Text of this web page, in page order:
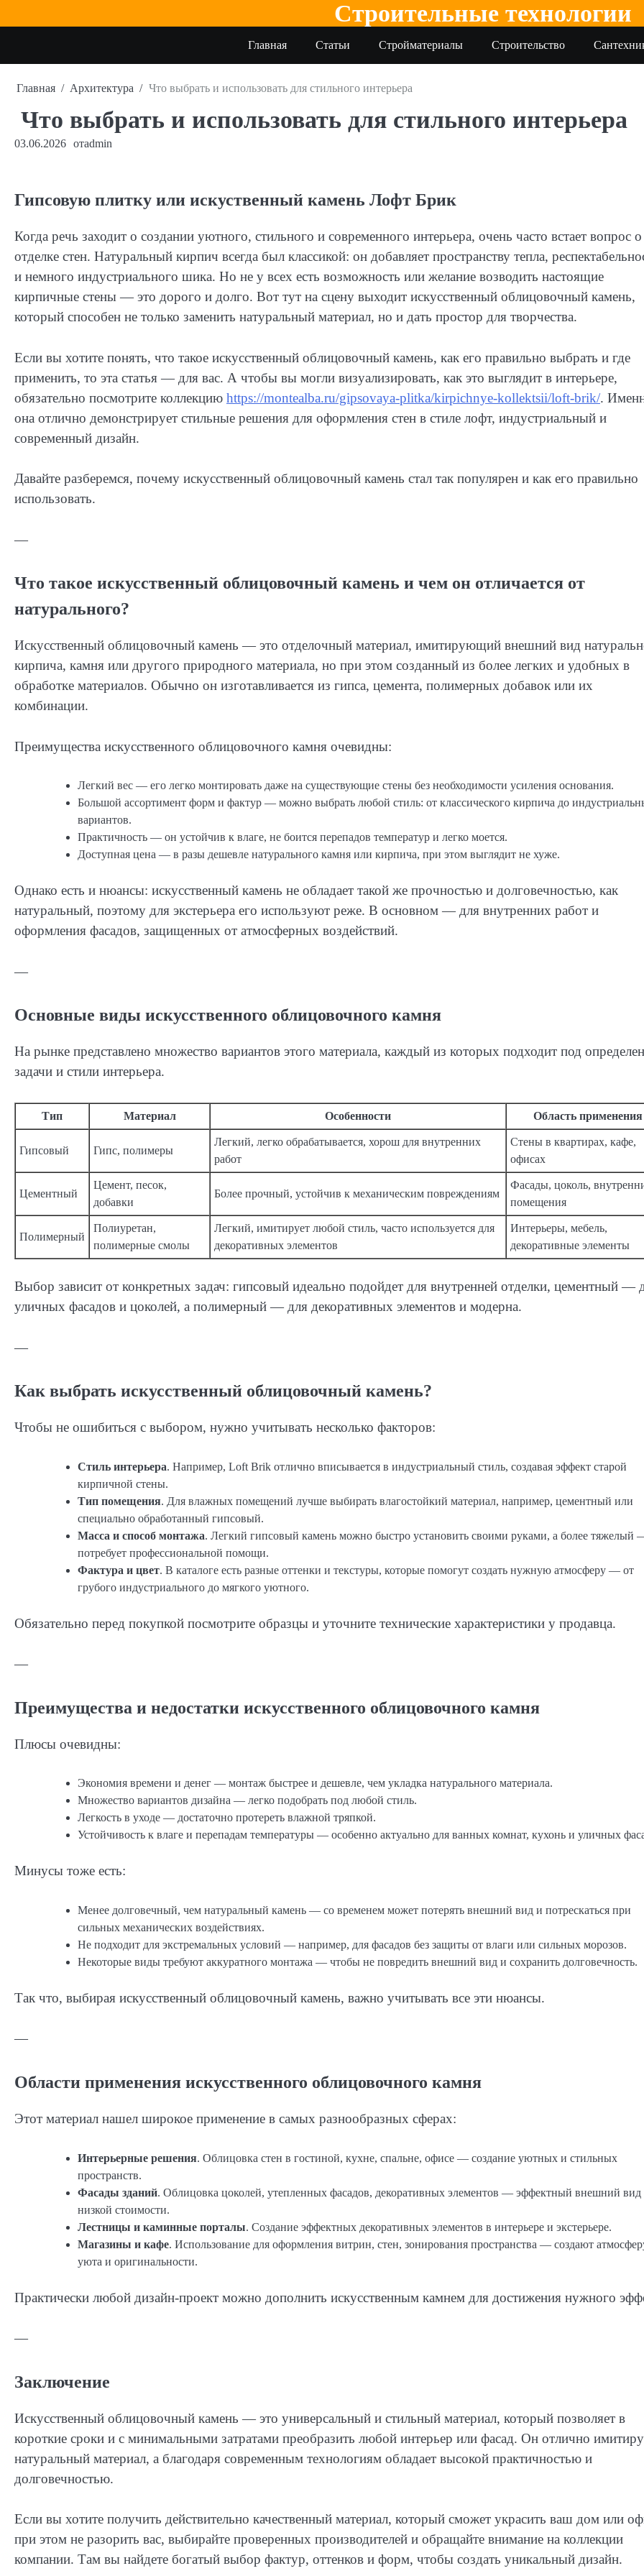
Строительные технологии
Главная Статьи Стройматериалы Строительство
Главная Архитектура Что выбрать и использовать для стильного интерьера
Что выбрать и использовать для стильного интерьера
03.06.2026 отadmin
Гипсовую плитку или искуственный камень Лофт Брик
Когда речь заходит о создании уютного, стильного и современного интерьера, очень часто встает вопрос о
отделке стен. Натуральный кирпич всегда был классикой: он добавляет пространству тепла,
и немного индустриального шика. Но не у всех есть возможность или желание возводить настоящие
кирпичные стены — это дорого и долго. Вот тут на сцену выходит искусственный облицовочный камень,
который способен не только заменить натуральный материал, но и дать простор для творчества.
Если вы хотите понять, что такое искусственный облицовочный камень, как его правильно выбрать и где
применить, то эта статья — для вас. А чтобы вы могли визуализировать, как это выглядит в интерьере,
обязательно посмотрите коллекцию https://montealba.ru/gipsovaya-plitka/kirpichnye-kollektsii/loft-brik/.
она отлично демонстрирует стильные решения для оформления стен в стиле лофт, индустриальный и
современный дизайн.
Давайте разберемся, почему искусственный облицовочный камень стал так популярен и как его правильно
использовать.
—
Что такое искусственный облицовочный камень и чем он отличается от
натурального?
Искусственный облицовочный камень — это отделочный материал, имитирующий внешний вид
кирпича, камня или другого природного материала, но при этом созданный из более легких и удобных в
обработке материалов. Обычно он изготавливается из гипса, цемента, полимерных добавок или их
комбинации.
Преимущества искусственного облицовочного камня очевидны:
Легкий вес — его легко монтировать даже на существующие стены без необходимости усиления основания.
Большой ассортимент форм и фактур — можно выбрать любой стиль: от классического кирпича до
вариантов.
Практичность — он устойчив к влаге, не боится перепадов температур и легко моется.
Доступная цена — в разы дешевле натурального камня или кирпича, при этом выглядит не хуже.
Однако есть и нюансы: искусственный камень не обладает такой же прочностью и долговечностью, как
натуральный, поэтому для экстерьера его используют реже. В основном — для внутренних работ и
оформления фасадов, защищенных от атмосферных воздействий.
—
Основные виды искусственного облицовочного камня
На рынке представлено множество вариантов этого материала, каждый из которых подходит под
задачи и стили интерьера.
Тип Материал Особенности Область применения
Гипсовый Гипс, полимеры
Легкий, легко обрабатывается, хорош для внутренних
работ
Стены в квартирах, кафе,
офисах
Цементный
Цемент, песок,
добавки
Более прочный, устойчив к механическим повреждениям
Фасады, цоколь,
помещения
Полимерный
Полиуретан,
полимерные смолы
Легкий, имитирует любой стиль, часто используется для
декоративных элементов
Интерьеры, мебель,
декоративные элементы
Выбор зависит от конкретных задач: гипсовый идеально подойдет для внутренней отделки, цементный —
уличных фасадов и цоколей, а полимерный — для декоративных элементов и модерна.
—
Как выбрать искусственный облицовочный камень?
Чтобы не ошибиться с выбором, нужно учитывать несколько факторов:
Стиль интерьера. Например, Loft Brik отлично вписывается в индустриальный стиль, создавая эффект старой
кирпичной стены.
Тип помещения. Для влажных помещений лучше выбирать влагостойкий материал, например, цементный или
специально обработанный гипсовый.
Масса и способ монтажа. Легкий гипсовый камень можно быстро установить своими руками, а более тяжелый
потребует профессиональной помощи.
Фактура и цвет. В каталоге есть разные оттенки и текстуры, которые помогут создать нужную атмосферу — от
грубого индустриального до мягкого уютного.
Обязательно перед покупкой посмотрите образцы и уточните технические характеристики у продавца.
—
Преимущества и недостатки искусственного облицовочного камня
Плюсы очевидны:
Экономия времени и денег — монтаж быстрее и дешевле, чем укладка натурального материала.
Множество вариантов дизайна — легко подобрать под любой стиль.
Легкость в уходе — достаточно протереть влажной тряпкой.
Устойчивость к влаге и перепадам температуры — особенно актуально для ванных комнат, кухонь и уличных
Минусы тоже есть:
Менее долговечный, чем натуральный камень — со временем может потерять внешний вид и потрескаться при
сильных механических воздействиях.
Не подходит для экстремальных условий — например, для фасадов без защиты от влаги или сильных морозов.
Некоторые виды требуют аккуратного монтажа — чтобы не повредить внешний вид и сохранить долговечность.
Так что, выбирая искусственный облицовочный камень, важно учитывать все эти нюансы.
—
Области применения искусственного облицовочного камня
Этот материал нашел широкое применение в самых разнообразных сферах:
Интерьерные решения. Облицовка стен в гостиной, кухне, спальне, офисе — создание уютных и стильных
пространств.
Фасады зданий. Облицовка цоколей, утепленных фасадов, декоративных элементов — эффектный внешний вид
низкой стоимости.
Лестницы и каминные порталы. Создание эффектных декоративных элементов в интерьере и экстерьере.
Магазины и кафе. Использование для оформления витрин, стен, зонирования пространства — создают
уюта и оригинальности.
Практически любой дизайн-проект можно дополнить искусственным камнем для достижения нужного
—
Заключение
Искусственный облицовочный камень — это универсальный и стильный материал, который позволяет в
короткие сроки и с минимальными затратами преобразить любой интерьер или фасад. Он отлично
натуральный материал, а благодаря современным технологиям обладает высокой практичностью и
долговечностью.
Если вы хотите получить действительно качественный материал, который сможет украсить ваш дом или
при этом не разорить вас, выбирайте проверенных производителей и обращайте внимание на коллекции
компании. Там вы найдете богатый выбор фактур, оттенков и форм, чтобы создать уникальный дизайн.